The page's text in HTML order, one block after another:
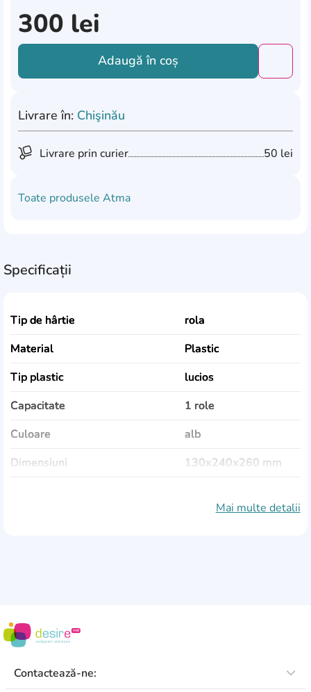
300 lei
Adaugă în coș
Livrare în: Chişinău
Livrare prin curier 50 lei
Toate produsele Atma
Specificații
Tip de hârtie
rola
Material
Plastic
Tip plastic
lucios
Capacitate
1 role
Culoare
alb
Dimensiuni
130x240x260 mm
Mai multe detalii
Contactează-ne: